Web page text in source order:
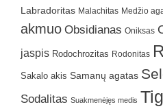
Labradoritas Malachitas Medžio
akmuo Obsidianas Oniksas
jaspis Rodochrozitas Rodonitas
Sakalo akis Samanų agatas
Sodalitas Suakmenėjęs medis